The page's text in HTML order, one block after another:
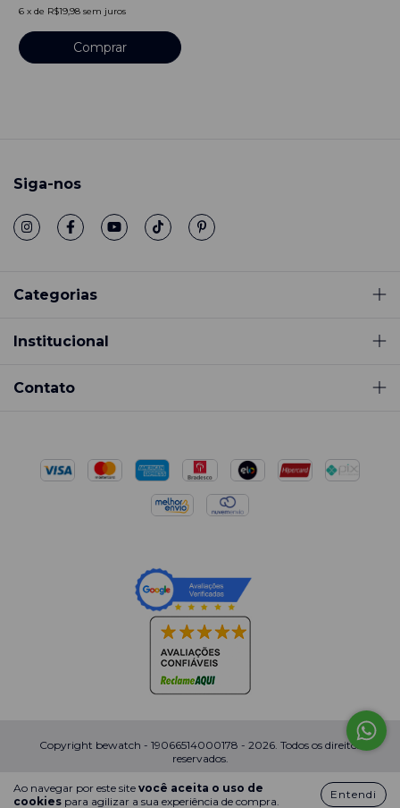
Ao navegar por este site você aceita o uso de
cookies para agilizar a sua experiência de compra.
Entendi
6 x de R$19,98 sem juros
Comprar
Siga-nos
Categorias
Institucional
Contato
Copyright bewatch - 19066514000178 - 2026. Todos os direitos
reservados.